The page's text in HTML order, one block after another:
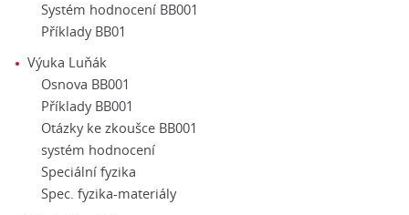
Systém hodnocení BB001
Příklady BB01
Výuka Luňák
Osnova BB001
Příklady BB001
Otázky ke zkoušce BB001
systém hodnocení
Speciální fyzika
Spec. fyzika-materiály